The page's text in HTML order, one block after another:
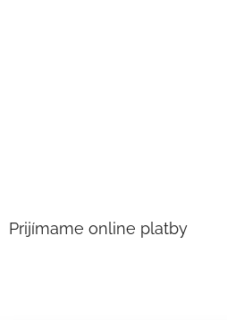
Prijímame online platby